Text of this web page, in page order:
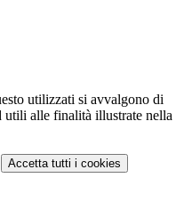
utilizzati si avvalgono di
utili alle finalità illustrate nella
Accetta tutti i cookies